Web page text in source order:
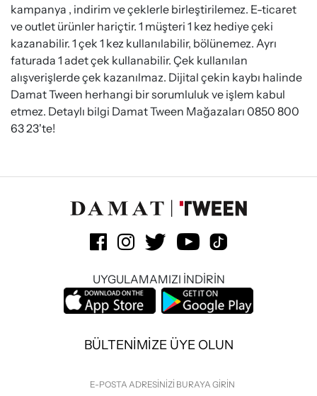
kampanya , indirim ve çeklerle birleştirilemez. E-ticaret
ve outlet ürünler hariçtir. 1 müşteri 1 kez hediye çeki
kazanabilir. 1 çek 1 kez kullanılabilir, bölünemez. Ayrı
faturada 1 adet çek kullanabilir. Çek kullanılan
alışverişlerde çek kazanılmaz. Dijital çekin kaybı halinde
Damat Tween herhangi bir sorumluluk ve işlem kabul
etmez. Detaylı bilgi Damat Tween Mağazaları 0850 800
63 23'te!
UYGULAMAMIZI İNDİRİN
BÜLTENİMİZE ÜYE OLUN